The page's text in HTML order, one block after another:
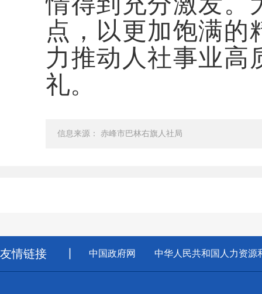
点，以更加饱满的
力推动人社事业高
礼。
信息来源： 赤峰市巴林右旗人社局
友情链接 中国政府网 中华人民共和国人力资源